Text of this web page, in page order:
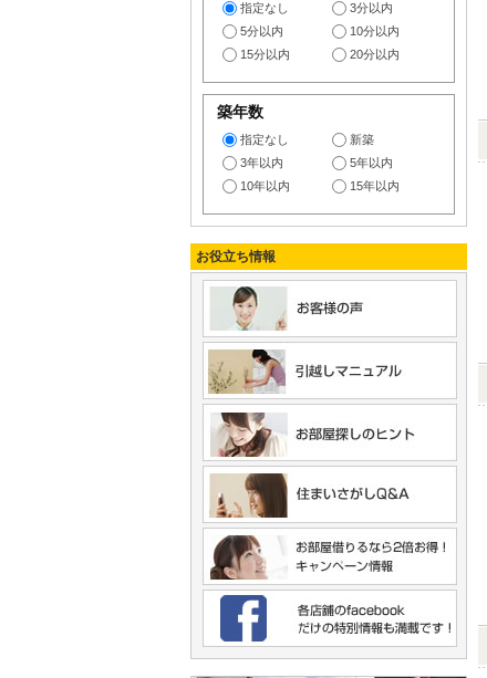
指定なし
3分以内
5分以内
10分以内
15分以内
20分以内
築年数
指定なし
新築
3年以内
5年以内
10年以内
15年以内
お役立ち情報